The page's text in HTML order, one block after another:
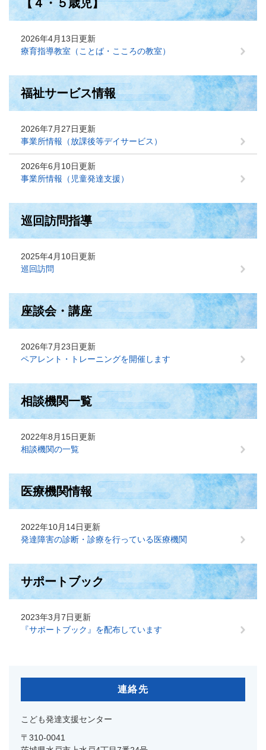
【４・５歳児】
2026年4月13日更新
療育指導教室（ことば・こころの教室）
福祉サービス情報
2026年7月27日更新
事業所情報（放課後等デイサービス）
2026年6月10日更新
事業所情報（児童発達支援）
巡回訪問指導
2025年4月10日更新
巡回訪問
座談会・講座
2026年7月23日更新
ペアレント・トレーニングを開催します
相談機関一覧
2022年8月15日更新
相談機関の一覧
医療機関情報
2022年10月14日更新
発達障害の診断・診療を行っている医療機関
サポートブック
2023年3月7日更新
『サポートブック』を配布しています
連絡先
こども発達支援センター
〒310-0041